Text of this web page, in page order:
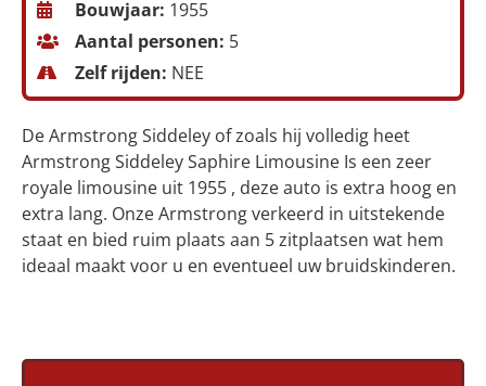
Bouwjaar: 1955
Aantal personen: 5
Zelf rijden: NEE
De Armstrong Siddeley of zoals hij volledig heet
Armstrong Siddeley Saphire Limousine Is een zeer
royale limousine uit 1955 , deze auto is extra hoog en
extra lang. Onze Armstrong verkeerd in uitstekende
staat en bied ruim plaats aan 5 zitplaatsen wat hem
ideaal maakt voor u en eventueel uw bruidskinderen.